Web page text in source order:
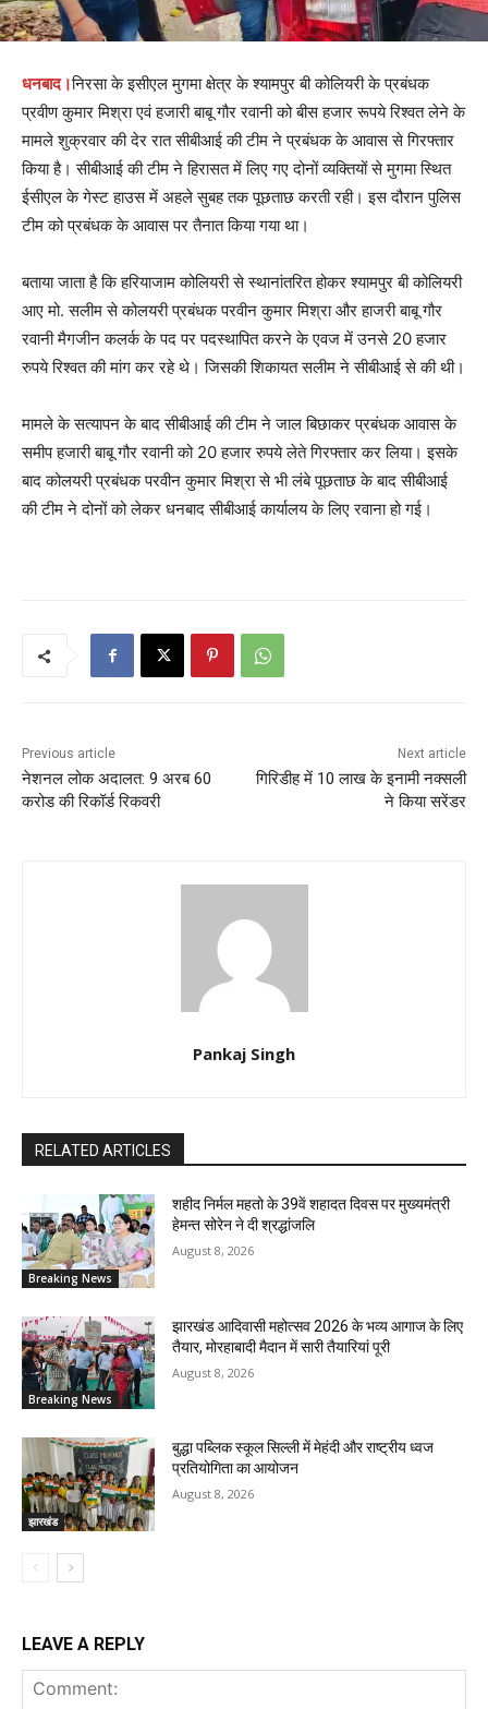
धनबाद।निरसा के इसीएल मुगमा क्षेत्र के श्यामपुर बी कोलियरी के प्रबंधक
प्रवीण कुमार मिश्रा एवं हजारी बाबू गौर रवानी को बीस हजार रूपये रिश्वत लेने के
मामले शुक्रवार की देर रात सीबीआई की टीम ने प्रबंधक के आवास से गिरफ्तार
किया है। सीबीआई की टीम ने हिरासत में लिए गए दोनों व्यक्तियों से मुगमा स्थित
ईसीएल के गेस्ट हाउस में अहले सुबह तक पूछताछ करती रही। इस दौरान पुलिस
टीम को प्रबंधक के आवास पर तैनात किया गया था।
बताया जाता है कि हरियाजाम कोलियरी से स्थानांतरित होकर श्यामपुर बी कोलियरी
आए मो. सलीम से कोलयरी प्रबंधक परवीन कुमार मिश्रा और हाजरी बाबू गौर
रवानी मैगजीन कलर्क के पद पर पदस्थापित करने के एवज में उनसे 20 हजार
रुपये रिश्वत की मांग कर रहे थे। जिसकी शिकायत सलीम ने सीबीआई से की थी।
मामले के सत्यापन के बाद सीबीआई की टीम ने जाल बिछाकर प्रबंधक आवास के
समीप हजारी बाबू गौर रवानी को 20 हजार रुपये लेते गिरफ्तार कर लिया। इसके
बाद कोलयरी प्रबंधक परवीन कुमार मिश्रा से भी लंबे पूछताछ के बाद सीबीआई
की टीम ने दोनों को लेकर धनबाद सीबीआई कार्यालय के लिए रवाना हो गई।
Previous article
नेशनल लोक अदालत: 9 अरब 60
करोड की रिकॉर्ड रिकवरी
Next article
गिरिडीह में 10 लाख के इनामी नक्सली
ने किया सरेंडर
Pankaj Singh
RELATED ARTICLES
Breaking News
शहीद निर्मल महतो के 39वें शहादत दिवस पर मुख्यमंत्री
हेमन्त सोरेन ने दी श्रद्धांजलि
August 8, 2026
Breaking News
झारखंड आदिवासी महोत्सव 2026 के भव्य आगाज के लिए
तैयार, मोरहाबादी मैदान में सारी तैयारियां पूरी
August 8, 2026
झारखंड
बुद्धा पब्लिक स्कूल सिल्ली में मेहंदी और राष्ट्रीय ध्वज
प्रतियोगिता का आयोजन
August 8, 2026
LEAVE A REPLY